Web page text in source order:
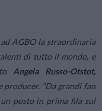
AGBO la straordinaria
di tutto il mondo, e
Angela Russo-Otstot,
producer. “Da grandi fan
posto in prima fila sul